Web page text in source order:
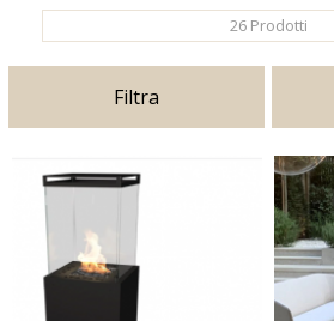
26 Prodotti
Filtra